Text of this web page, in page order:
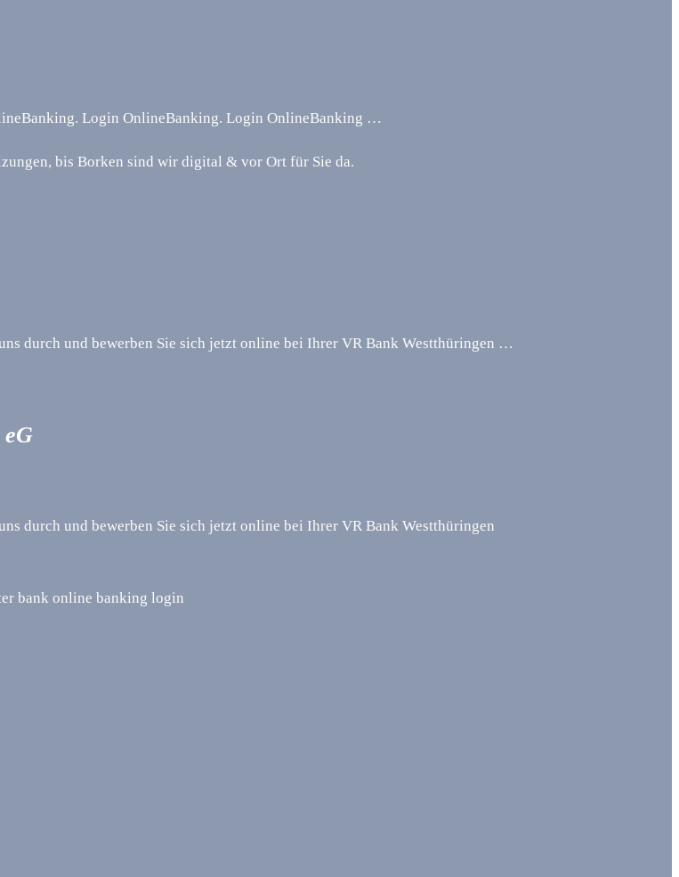
Login OnlineBanking. Login OnlineBanking …
bis Borken sind wir digital & vor Ort für Sie da.
durch und bewerben Sie sich jetzt online bei Ihrer VR Bank Westthüringen …
durch und bewerben Sie sich jetzt online bei Ihrer VR Bank Westthüringen
bank online banking login